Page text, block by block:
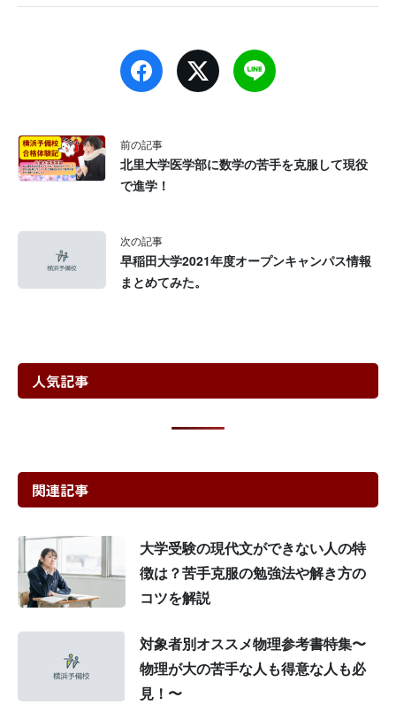
前の記事
北里大学医学部に数学の苦手を克服して現役
で進学！
次の記事
早稲田大学2021年度オープンキャンパス情報
まとめてみた。
人気記事
関連記事
大学受験の現代文ができない人の特
徴は？苦手克服の勉強法や解き方の
コツを解説
対象者別オススメ物理参考書特集〜
物理が大の苦手な人も得意な人も必
見！〜